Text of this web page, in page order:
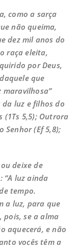
como a sarça
não queima,
dez mil anos do
raça eleita,
por Deus,
que
maravilhosa”
da luz e filhos do
(1Ts 5,5); Outrora
Senhor (Ef 5,8);
deixe de
“A luz ainda
tempo.
a luz, para que
pois, se a alma
aquecerá, e não
vocês têm a